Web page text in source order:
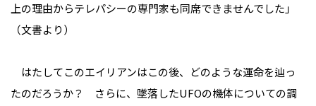
上の理由からテレパシーの専門家も同席できませんでした」
（文書より）
はたしてこのエイリアンはこの後、どのような運命を辿っ
たのだろうか？ さらに、墜落したUFOの機体についての調